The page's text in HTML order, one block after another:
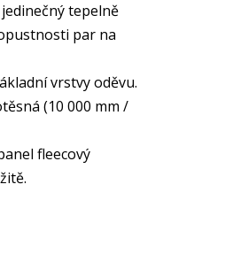
tepelně
par na
vrstvy oděvu.
(10 000 mm /
fleecový